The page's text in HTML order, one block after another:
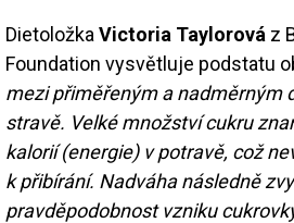
Dietoložka Victoria Taylorová z
Foundation vysvětluje podstatu
mezi přiměřeným a nadměrným
stravě. Velké množství cukru
kalorií (energie) v potravě, což
k přibírání. Nadváha následně
pravděpodobnost vzniku